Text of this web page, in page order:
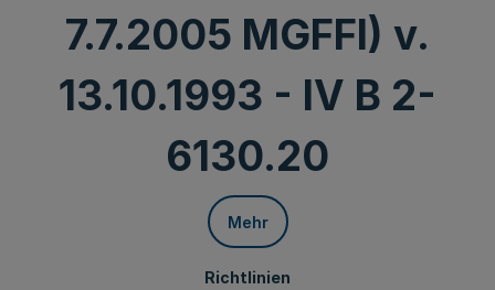
7.7.2005 MGFFI) v.
13.10.1993 - IV B 2-
6130.20
Mehr
Richtlinien